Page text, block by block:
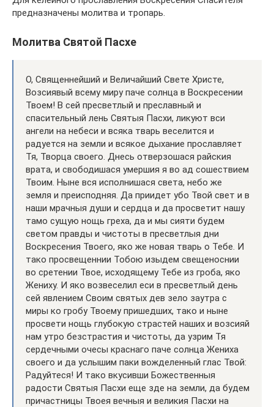
предназначены молитва и тропарь.
Молитва Святой Пасхе
О, Священнейший и Величайший Свете Христе,
Возсиявый всему миру паче солнца в Воскресении
Твоем! В сей пресветлый и преславный и
спасительный лень Святыя Пасхи, ликуют вси
ангели на небеси и всяка тварь веселится и
радуется на земли и всякое дыхание прославляет
Тя, Творца своего. Днесь отверзошася райския
врата, и свободишася умершия я во ад сошествием
Твоим. Ныне вся исполнишася света, небо же
земля и преисподняя. Да приидет убо Твой свет и в
наши мрачныя души и сердца и да просветит нашу
тамо сущую нощь греха, да и мы сияти будем
светом правды и чистоты в пресветлыя дни
Воскресения Твоего, яко же новая тварь о Тебе. И
тако просвещеннии Тобою изыдем свещеноснии
во сретении Твое, исходящему Тебе из гроба, яко
Жениху. И яко возвеселил еси в пресветлый день
сей явлением Своим святых дев зело заутра с
миры ко гробу Твоему пришедших, тако и ныне
просвети нощь глубокую страстей наших и возсияй
нам утро безстрастия и чистоты, да узрим Тя
сердечными очесы краснаго паче солнца Жениха
своего и да услышим паки вожделенный глас Твой:
Радуйтеся! И тако вкусивши Божественныя
радости Святыя Пасхи еще зде на земли, да будем
причастницы Твоея вечныя и великия Пасхи на